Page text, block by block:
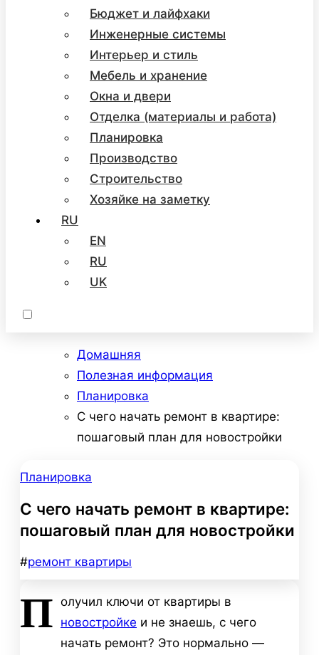
Бюджет и лайфхаки
Инженерные системы
Интерьер и стиль
Мебель и хранение
Окна и двери
Отделка (материалы и работа)
Планировка
Производство
Строительство
Хозяйке на заметку
RU
EN
RU
UK
Домашняя
Полезная информация
Планировка
С чего начать ремонт в квартире:
пошаговый план для новостройки
Планировка
С чего начать ремонт в квартире:
пошаговый план для новостройки
#ремонт квартиры
П олучил ключи от квартиры в
новостройке и не знаешь, с чего
начать ремонт? Это нормально —